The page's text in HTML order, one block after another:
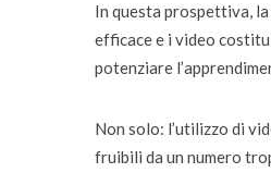
In questa prospettiva,
efficace e i video
potenziare
Non solo: l’utilizzo di
fruibili da un numero